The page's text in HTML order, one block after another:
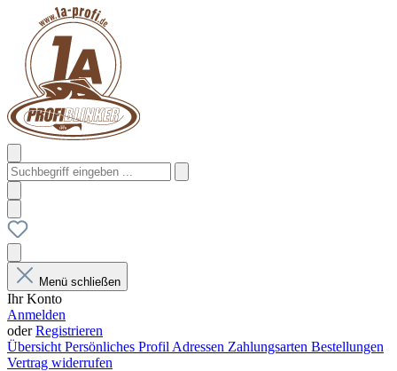
Menü schließen
Ihr Konto
Anmelden
oderRegistrieren
Übersicht Persönliches Profil Adressen Zahlungsarten Bestellungen
Vertrag widerrufen